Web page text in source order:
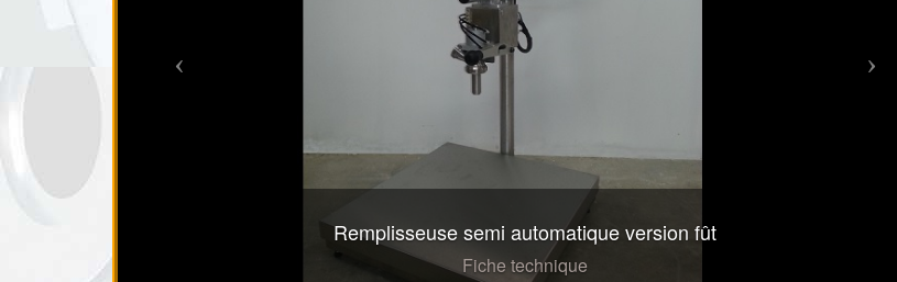
Remplisseuse semi automatique version fût
Fiche technique